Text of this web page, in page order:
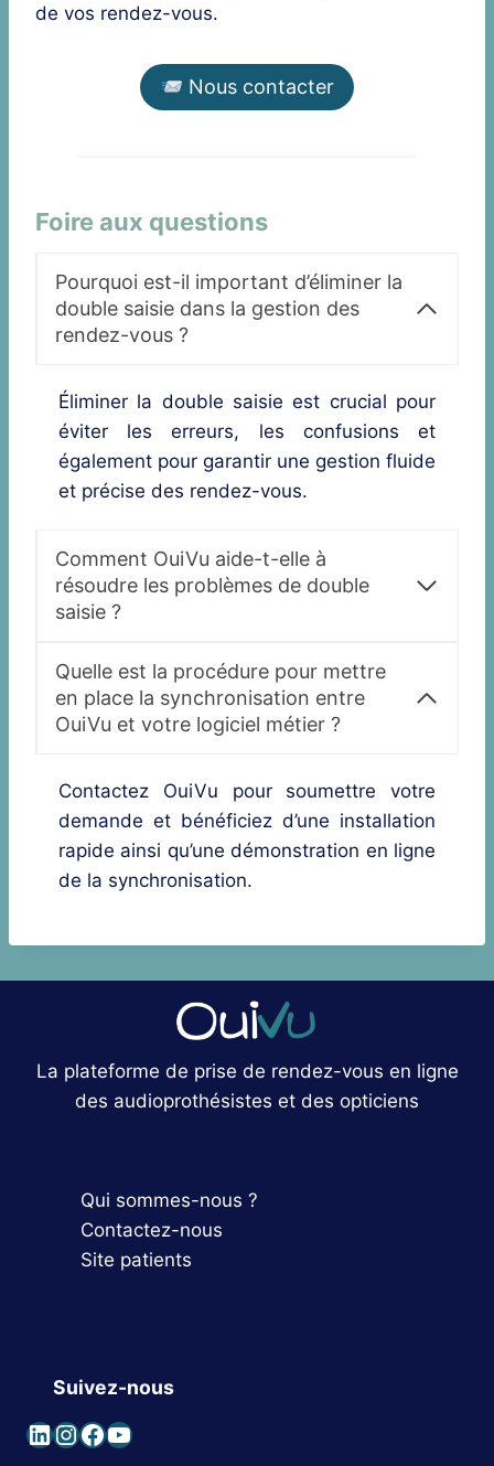
de vos rendez-vous.
Nous contacter
Foire aux questions
Pourquoi est-il important d’éliminer la
double saisie dans la gestion des
rendez-vous ?
Éliminer la double saisie est crucial pour
éviter les erreurs, les confusions et
également pour garantir une gestion fluide
et précise des rendez-vous.
Comment OuiVu aide-t-elle à
résoudre les problèmes de double
saisie ?
Quelle est la procédure pour mettre
en place la synchronisation entre
OuiVu et votre logiciel métier ?
Contactez OuiVu pour soumettre votre
demande et bénéficiez d’une installation
rapide ainsi qu’une démonstration en ligne
de la synchronisation.
La plateforme de prise de rendez-vous en ligne
des audioprothésistes et des opticiens
Qui sommes-nous ?
Contactez-nous
Site patients
Suivez-nous
LinkedIn
Instagram
Facebook
YouTube